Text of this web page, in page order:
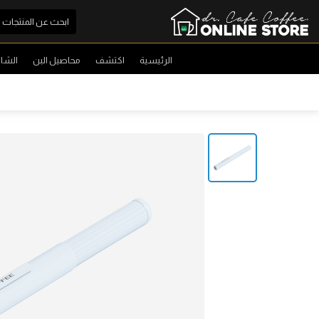
الرئيسية اكتشف محاصيل البن